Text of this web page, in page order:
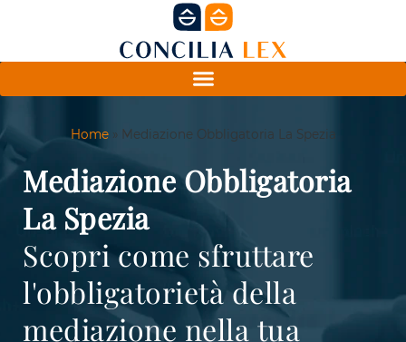
Home» Mediazione Obbligatoria La Spezia
Mediazione Obbligatoria
La Spezia
Scopri come sfruttare
l'obbligatorietà della
mediazione nella tua